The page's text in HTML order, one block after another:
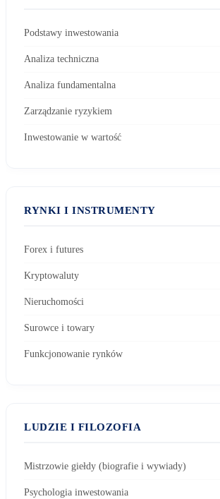
Podstawy inwestowania
Analiza techniczna
Analiza fundamentalna
Zarządzanie ryzykiem
Inwestowanie w wartość
RYNKI I INSTRUMENTY
Forex i futures
Kryptowaluty
Nieruchomości
Surowce i towary
Funkcjonowanie rynków
LUDZIE I FILOZOFIA
Mistrzowie giełdy (biografie i wywiady)
Psychologia inwestowania